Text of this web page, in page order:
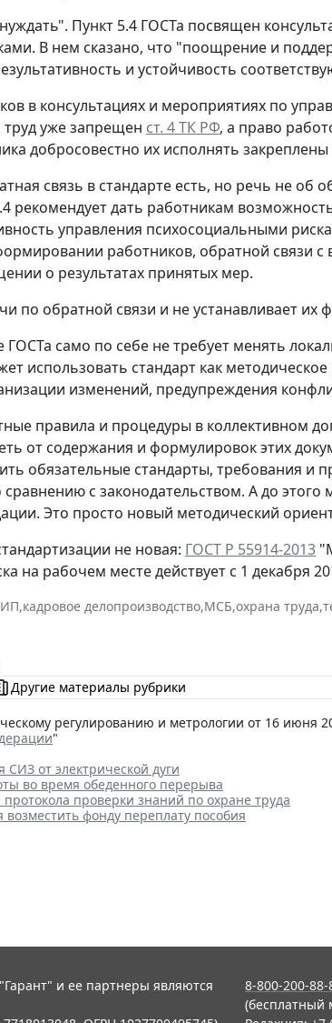
Пункт 5.4 ГОСТа посвящен
В нем сказано, что "поощрение и
и устойчивость
в консультациях и мероприятиях по
уже запрещен ст. 4 ТК РФ, а право
добросовестно их исполнять закреплены
связь в стандарте есть, но речь не об
рекомендует дать работникам
управления психосоциальными
работников, обратной связи с
о результатах принятых мер.
по обратной связи и не устанавливает их
ГОСТа само по себе не требует менять
использовать стандарт как методическое
изменений, предупреждения
правила и процедуры в коллективном
от содержания и формулировок этих
обязательные стандарты, требования и
с законодательством. А до
Это просто новый методический
не новая: ГОСТ Р 55914-2013
на рабочем месте действует с 1 декабря
ИП,кадровое делопроизводство,МСБ,охрана труда,
Другие материалы рубрики
регулированию и метрологии от 16 июня
"
СИЗ от электрической дуги
во время обеденного перерыва
проверки знаний по охране труда
фонду переплату пособия
и ее партнеры являются
8-800-200-88-
(бесплатный